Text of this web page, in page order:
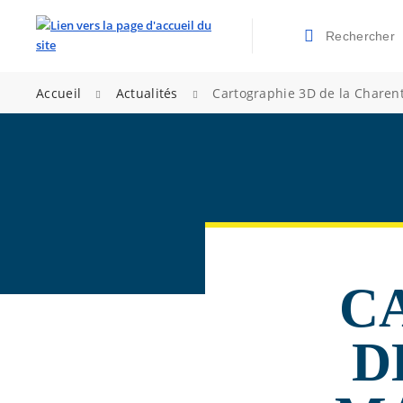
Valider la
Accueil Actualités Cartographie 3D de la